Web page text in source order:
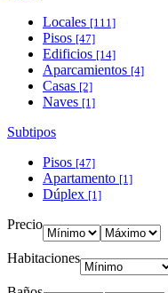
Locales [111]
Pisos [47]
Edificios [14]
Aparcamientos [4]
Casas [2]
Naves [1]
Subtipos
Pisos [47]
Apartamento [1]
Dúplex [1]
Precio
Habitaciones